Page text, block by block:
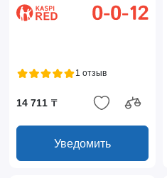
1 отзыв
14 711 ₸
Уведомить